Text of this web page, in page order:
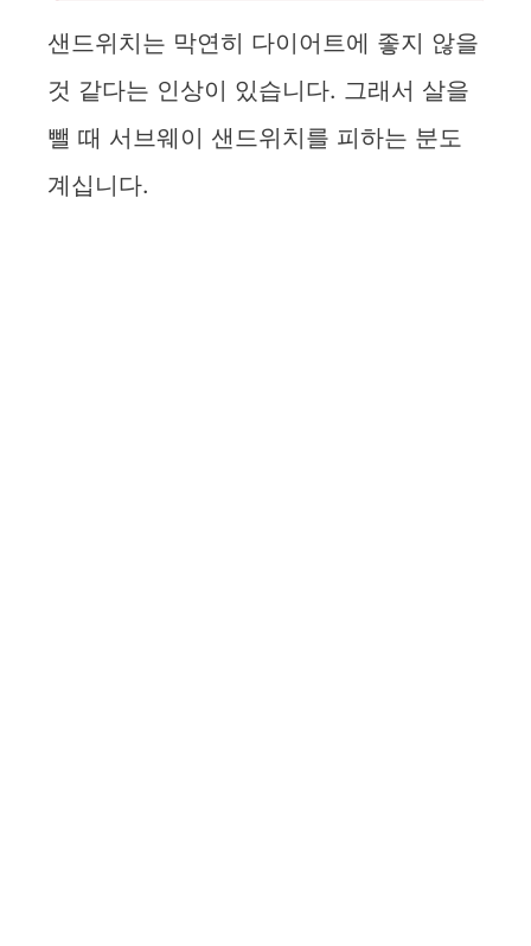
샌드위치는 막연히 다이어트에 좋지 않을
것 같다는 인상이 있습니다. 그래서 살을
뺄 때 서브웨이 샌드위치를 피하는 분도
계십니다.